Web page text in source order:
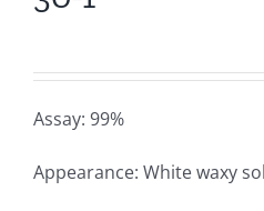
Assay: 99%
Appearance: White waxy